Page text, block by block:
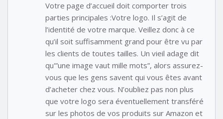
Votre page d’accueil doit comporter trois
parties principales :Votre logo. Il s’agit de
l’identité de votre marque. Veillez donc à ce
qu’il soit suffisamment grand pour être vu par
les clients de toutes tailles. Un vieil adage dit
qu'”une image vaut mille mots”, alors assurez-
vous que les gens savent qui vous êtes avant
d’acheter chez vous. N’oubliez pas non plus
que votre logo sera éventuellement transféré
sur les photos de vos produits sur Amazon et